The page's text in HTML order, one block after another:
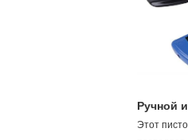
Ручной
Этот